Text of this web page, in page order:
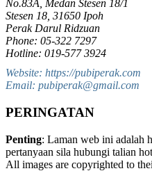
No.83A, Medan Stesen 18/1
Stesen 18, 31650 Ipoh
Perak Darul Ridzuan
Phone: 05-322 7297
Hotline: 019-577 3924
Website: https://pubiperak.com
Email: pubiperak@gmail.com
PERINGATAN
Penting: Laman web ini adalah
pertanyaan sila hubungi talian
All images are copyrighted to